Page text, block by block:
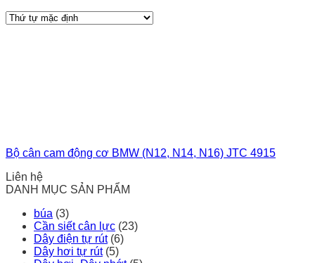
Bộ cân cam động cơ BMW (N12, N14, N16) JTC 4915
Liên hệ
DANH MỤC SẢN PHẨM
búa (3)
Cần siết cân lực (23)
Dây điện tự rút (6)
Dây hơi tự rút (5)